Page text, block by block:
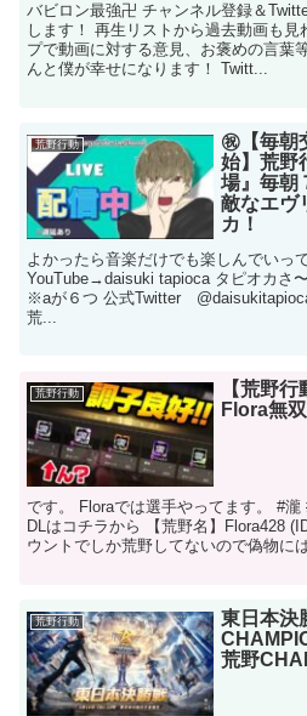
バビロン最強卍 チャンネル登録＆
します！ 再生リストから過去動画も見
プで動画に対する意見、お褒めの言葉
んと僕が幸せになります！ Twitt...
荒野行動
㊗️【毎朝
始】荒野
場』毎朝
敵なエヴ
カ！
よかったら音楽だけでも楽しんでいっ
YouTube→daisuki tapioca タピオカ
※aが６つ 公式Twitter
荒...
荒野行動
【荒野
Flora無双
です。 Floraでは選手やってます。 #瀧​
DLはコチラから 【荒野名】Flora428
ウントでしか荒野してないので偽物に
荒野行動
東日本決
荒野